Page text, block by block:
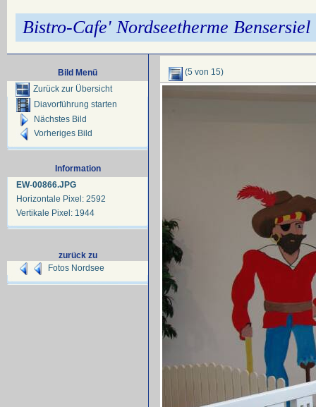
Bistro-Cafe' Nordseetherme Bensersiel
Bild Menü
Zurück zur Übersicht
Diavorführung starten
Nächstes Bild
Vorheriges Bild
Information
EW-00866.JPG
Horizontale Pixel: 2592
Vertikale Pixel: 1944
zurück zu
Fotos Nordsee
(5 von 15)